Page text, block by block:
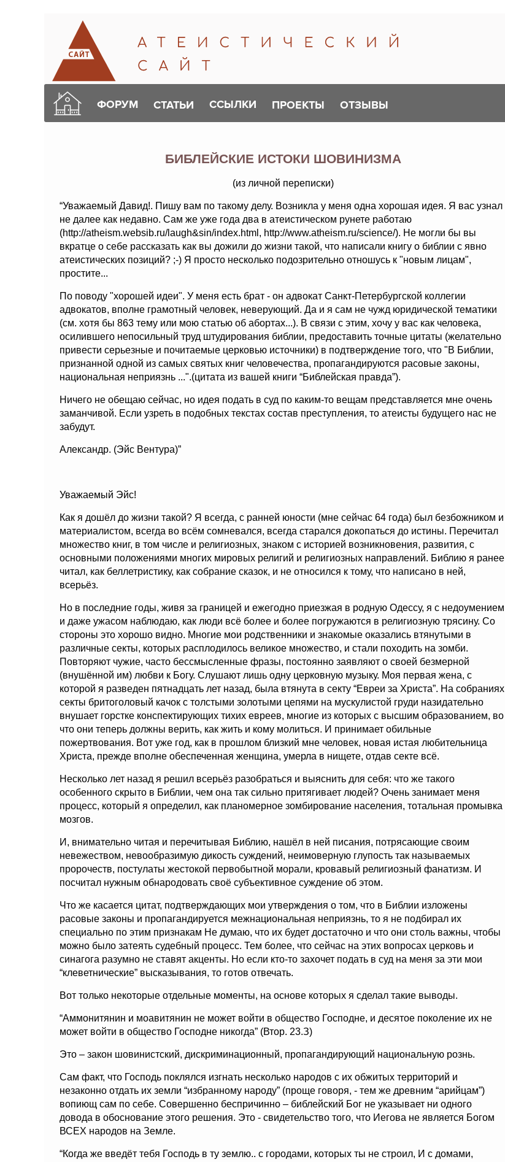
ФОРУМ СТАТЬИ ССЫЛКИ ПРОЕКТЫ ОТЗЫВЫ
БИБЛЕЙСКИЕ ИСТОКИ ШОВИНИЗМА
(из личной переписки)
“Уважаемый Давид!. Пишу вам по такому делу. Возникла у меня одна хорошая идея. Я вас узнал
не далее как недавно. Сам же уже года два в атеистическом рунете работаю
(http://atheism.websib.ru/laugh&sin/index.html, http://www.atheism.ru/science/). Не могли бы вы
вкратце о себе рассказать как вы дожили до жизни такой, что написали книгу о библии с явно
атеистических позиций? ;-) Я просто несколько подозрительно отношусь к "новым лицам",
простите...
По поводу "хорошей идеи". У меня есть брат - он адвокат Санкт-Петербургской коллегии
адвокатов, вполне грамотный человек, неверующий. Да и я сам не чужд юридической тематики
(см. хотя бы 863 тему или мою статью об абортах...). В связи с этим, хочу у вас как человека,
осилившего непосильный труд штудирования библии, предоставить точные цитаты (желательно
привести серьезные и почитаемые церковью источники) в подтверждение того, что "В Библии,
признанной одной из самых святых книг человечества, пропагандируются расовые законы,
национальная неприязнь ...".(цитата из вашей книги “Библейская правда”).
Ничего не обещаю сейчас, но идея подать в суд по каким-то вещам представляется мне очень
заманчивой. Если узреть в подобных текстах состав преступления, то атеисты будущего нас не
забудут.
Александр. (Эйс Вентура)”
Уважаемый Эйс!
Как я дошёл до жизни такой? Я всегда, с ранней юности (мне сейчас 64 года) был безбожником и
материалистом, всегда во всём сомневался, всегда старался докопаться до истины. Перечитал
множество книг, в том числе и религиозных, знаком с историей возникновения, развития, с
основными положениями многих мировых религий и религиозных направлений. Библию я ранее
читал, как беллетристику, как собрание сказок, и не относился к тому, что написано в ней,
всерьёз.
Но в последние годы, живя за границей и ежегодно приезжая в родную Одессу, я с недоумением
и даже ужасом наблюдаю, как люди всё более и более погружаются в религиозную трясину. Со
стороны это хорошо видно. Многие мои родственники и знакомые оказались втянутыми в
различные секты, которых расплодилось великое множество, и стали походить на зомби.
Повторяют чужие, часто бессмысленные фразы, постоянно заявляют о своей безмерной
(внушённой им) любви к Богу. Слушают лишь одну церковную музыку. Моя первая жена, с
которой я разведен пятнадцать лет назад, была втянута в секту “Евреи за Христа”. На собраниях
секты бритоголовый качок с толстыми золотыми цепями на мускулистой груди назидательно
внушает горстке конспектирующих тихих евреев, многие из которых с высшим образованием, во
что они теперь должны верить, как жить и кому молиться. И принимает обильные
пожертвования. Вот уже год, как в прошлом близкий мне человек, новая истая любительница
Христа, прежде вполне обеспеченная женщина, умерла в нищете, отдав секте всё.
Несколько лет назад я решил всерьёз разобраться и выяснить для себя: что же такого
особенного скрыто в Библии, чем она так сильно притягивает людей? Очень занимает меня
процесс, который я определил, как планомерное зомбирование населения, тотальная промывка
мозгов.
И, внимательно читая и перечитывая Библию, нашёл в ней писания, потрясающие своим
невежеством, невообразимую дикость суждений, неимоверную глупость так называемых
пророчеств, постулаты жестокой первобытной морали, кровавый религиозный фанатизм. И
посчитал нужным обнародовать своё субъективное суждение об этом.
Что же касается цитат, подтверждающих мои утверждения о том, что в Библии изложены
расовые законы и пропагандируется межнациональная неприязнь, то я не подбирал их
специально по этим признакам Не думаю, что их будет достаточно и что они столь важны, чтобы
можно было затеять судебный процесс. Тем более, что сейчас на этих вопросах церковь и
синагога разумно не ставят акценты. Но если кто-то захочет подать в суд на меня за эти мои
“клеветнические” высказывания, то готов отвечать.
Вот только некоторые отдельные моменты, на основе которых я сделал такие выводы.
“Аммонитянин и моавитянин не может войти в общество Господне, и десятое поколение их не
может войти в общество Господне никогда” (Втор. 23.З)
Это – закон шовинистский, дискриминационный, пропагандирующий национальную рознь.
Сам факт, что Господь поклялся изгнать несколько народов с их обжитых территорий и
незаконно отдать их земли “избранному народу” (проще говоря, - тем же древним “арийцам”)
вопиющ сам по себе. Совершенно беспричинно – библейский Бог не указывает ни одного
довода в обоснование этого решения. Это - свидетельство того, что Иегова не является Богом
ВСЕХ народов на Земле.
“Когда же введёт тебя Господь в ту землю.. с городами, которых ты не строил, И с домами,